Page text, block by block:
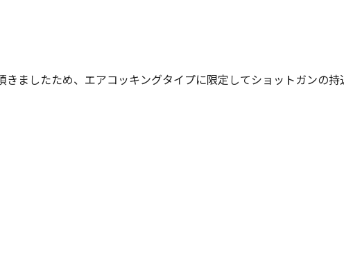
ましたため、エアコッキングタイプに限定してショットガンの持